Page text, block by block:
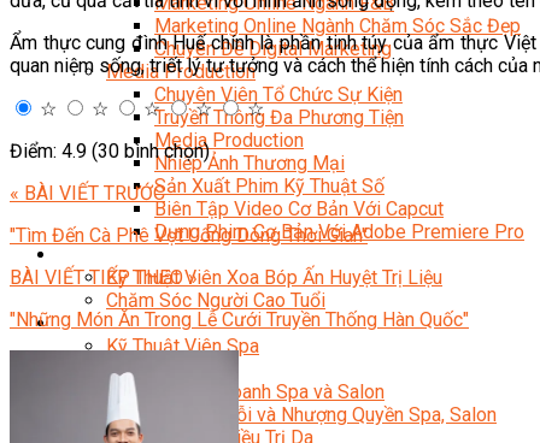
Marketing Online Ngành Chăm Sóc Sắc Đẹp
Chuyên Đề Digital Marketing
Media Production
Chuyên Viên Tổ Chức Sự Kiện
Truyền Thông Đa Phương Tiện
Media Production
Nhiếp Ảnh Thương Mại
Sản Xuất Phim Kỹ Thuật Số
Biên Tập Video Cơ Bản Với Capcut
Dựng Phim Cơ Bản Với Adobe Premiere Pro
Kỹ Thuật Viên Xoa Bóp Ấn Huyệt Trị Liệu
Chăm Sóc Người Cao Tuổi
Sắc Đẹp
Kỹ Thuật Viên Spa
Quản Lý Spa
Khởi Sự Kinh Doanh Spa và Salon
Kinh Doanh Chuỗi và Nhượng Quyền Spa, Salon
Chăm Sóc Và Điều Trị Da
Ẩm thực cung đình Huế chính là phần tinh túy của ẩm thực
quan niệm sống, triết lý tư tưởng và cách thể hiện tính cách
☆
☆ ☆ ☆
☆
Điểm: 4.9 (30 bình chọn)
« BÀI VIẾT TRƯỚC
"Tìm Đến Cà Phê Vợt Uống Dòng Thời Gian"
BÀI VIẾT TIẾP THEO »
"Những Món Ăn Trong Lễ Cưới Truyền Thống Hàn Quốc"